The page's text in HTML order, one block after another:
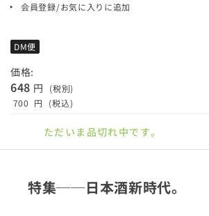
会員登録/お気に入りに追加
DM便
価格:
648 円
(税別)
700 円 (税込)
ただいま品切れ中です。
特集──日本酒新時代。